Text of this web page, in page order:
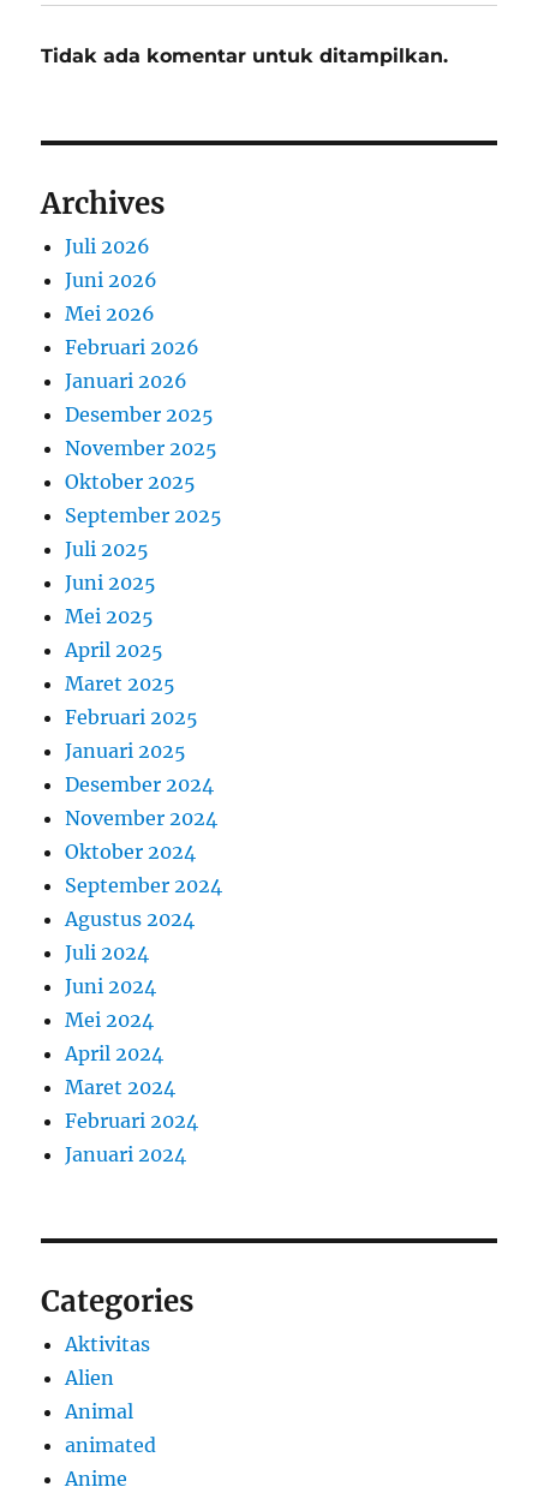
Tidak ada komentar untuk ditampilkan.
Archives
Juli 2026
Juni 2026
Mei 2026
Februari 2026
Januari 2026
Desember 2025
November 2025
Oktober 2025
September 2025
Juli 2025
Juni 2025
Mei 2025
April 2025
Maret 2025
Februari 2025
Januari 2025
Desember 2024
November 2024
Oktober 2024
September 2024
Agustus 2024
Juli 2024
Juni 2024
Mei 2024
April 2024
Maret 2024
Februari 2024
Januari 2024
Categories
Aktivitas
Alien
Animal
animated
Anime